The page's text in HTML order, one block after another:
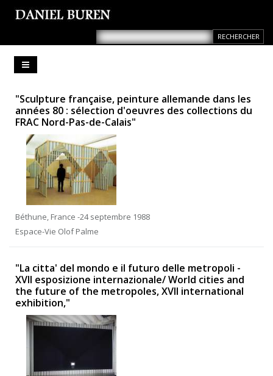
"Sculpture française, peinture allemande dans les
années 80 : sélection d'oeuvres des collections du
FRAC Nord-Pas-de-Calais"
Béthune, France -24 septembre 1988
Espace-Vie Olof Palme
"La citta' del mondo e il futuro delle metropoli -
XVII esposizione internazionale/ World cities and
the future of the metropoles, XVII international
exhibition,"